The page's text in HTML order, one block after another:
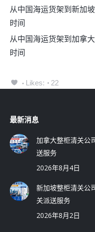
从中国海运货架到新加
时间
从中国海运货架到加拿
时间
Likes: 22
最新消息
加拿大整柜清关公
送服务
2026年8月4日
新加坡整柜清关公
关派送服务
2026年8月2日